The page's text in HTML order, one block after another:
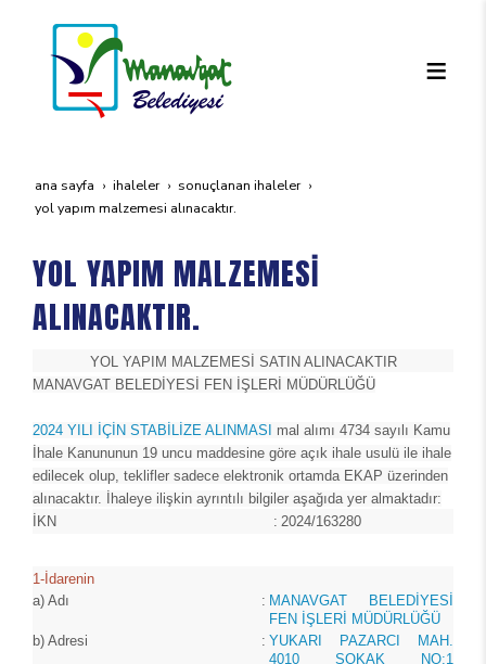
ana sayfa i̇haleler
sonuçlanan i̇haleler
yol yapim malzemesi̇ alinacaktir.
YOL YAPIM MALZEMESİ
ALINACAKTIR.
YOL YAPIM MALZEMESİ SATIN ALINACAKTIR
MANAVGAT BELEDİYESİ FEN İŞLERİ MÜDÜRLÜĞÜ
2024 YILI İÇİN STABİLİZE ALINMASI
mal alımı 4734 sayılı Kamu
İhale Kanununun 19 uncu maddesine göre açık ihale usulü ile ihale
edilecek olup, teklifler sadece elektronik ortamda EKAP üzerinden
alınacaktır. İhaleye ilişkin ayrıntılı bilgiler aşağıda yer almaktadır:
İKN
: 2024/163280
1-İdarenin
a) Adı : MANAVGAT BELEDİYESİ
FEN İŞLERİ MÜDÜRLÜĞÜ
b) Adresi : YUKARI PAZARCI MAH.
4010 SOKAK NO:1